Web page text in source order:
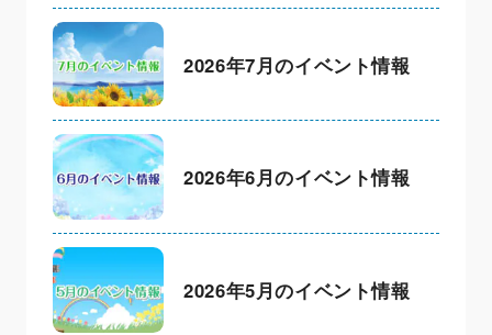
2026年7月のイベント情報
2026年6月のイベント情報
2026年5月のイベント情報